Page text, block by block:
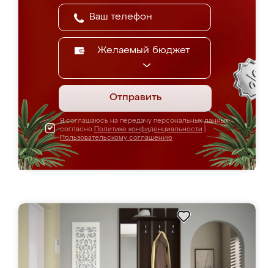
Желаемый бюджет
Отправить
Я соглашаюсь на передачу персональных данных
согласно Политике конфиденциальности
Пользовательскому соглашению